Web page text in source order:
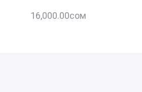
16,000.00сом